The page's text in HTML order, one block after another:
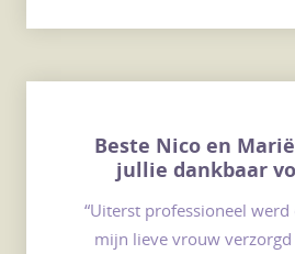
Beste Nico en
jullie dankbaar
“Uiterst professioneel
mijn lieve vrouw